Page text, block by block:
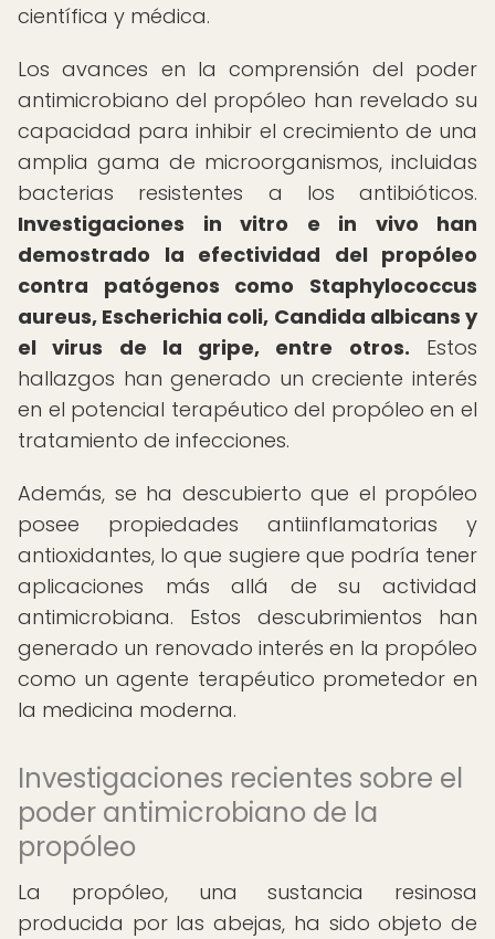
científica y médica.
Los avances en la comprensión del poder
antimicrobiano del propóleo han revelado su
capacidad para inhibir el crecimiento de una
amplia gama de microorganismos, incluidas
bacterias resistentes a los antibióticos.
Investigaciones in vitro e in vivo han
demostrado la efectividad del propóleo
contra patógenos como Staphylococcus
aureus, Escherichia coli, Candida albicans y
el virus de la gripe, entre otros. Estos
hallazgos han generado un creciente interés
en el potencial terapéutico del propóleo en el
tratamiento de infecciones.
Además, se ha descubierto que el propóleo
posee propiedades antiinflamatorias y
antioxidantes, lo que sugiere que podría tener
aplicaciones más allá de su actividad
antimicrobiana. Estos descubrimientos han
generado un renovado interés en la propóleo
como un agente terapéutico prometedor en
la medicina moderna.
Investigaciones recientes sobre el
poder antimicrobiano de la
propóleo
La propóleo, una sustancia resinosa
producida por las abejas, ha sido objeto de